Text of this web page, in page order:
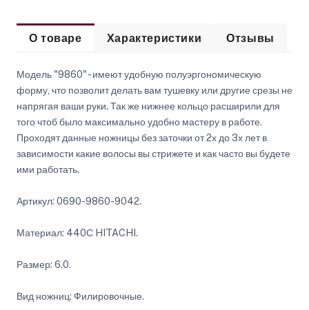
О товаре Характеристики Отзывы
Модель "9860" - имеют удобную полуэргономическую
форму, что позволит делать вам тушевку или другие срезы не
напрягая ваши руки. Так же нижнее кольцо расширили для
того чтоб было максимально удобно мастеру в работе.
Проходят данные ножницы без заточки от 2х до 3х лет в
зависимости какие волосы вы стрижете и как часто вы будете
ими работать.
Артикул: 0690-9860-9042.
Материал: 440С HITACHI.
Размер: 6.0.
Вид ножниц: Филировочные.